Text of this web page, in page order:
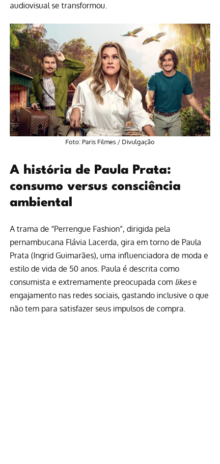
audiovisual se transformou.
Foto: Paris Filmes / Divulgação
A história de Paula Prata:
consumo versus consciência
ambiental
A trama de “Perrengue Fashion”, dirigida pela
pernambucana Flávia Lacerda, gira em torno de Paula
Prata (Ingrid Guimarães), uma influenciadora de moda e
estilo de vida de 50 anos. Paula é descrita como
consumista e extremamente preocupada com likese
engajamento nas redes sociais, gastando inclusive o que
não tem para satisfazer seus impulsos de compra.